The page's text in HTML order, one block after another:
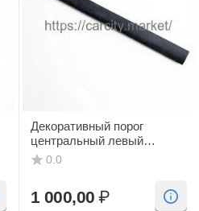
Декоративный порог
центральный левый
(черный, CV) SAAB 9-3
0.0
1 000,00 ₽